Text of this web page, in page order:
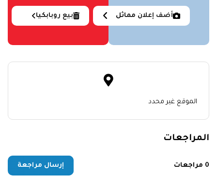
أضف إعلان مماثل بيع روبابكيا
الموقع غير محدد
المراجعات
0 مراجعات إرسال مراجعة